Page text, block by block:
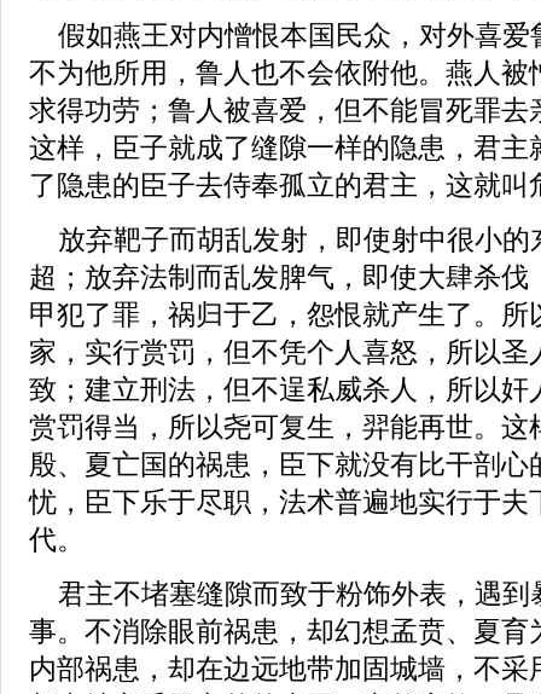
假如燕王对内憎恨本国民众，对外喜爱
不为他所用，鲁人也不会依附他。燕人被
求得功劳；鲁人被喜爱，但不能冒死罪去
这样，臣子就成了缝隙一样的隐患，君主
了隐患的臣子去侍奉孤立的君主，这就叫
放弃靶子而胡乱发射，即使射中很小的
超；放弃法制而乱发脾气，即使大肆杀伐
甲犯了罪，祸归于乙，怨恨就产生了。所
家，实行赏罚，但不凭个人喜怒，所以圣
致；建立刑法，但不逞私威杀人，所以奸
赏罚得当，所以尧可复生，羿能再世。这
殷、夏亡国的祸患，臣下就没有比干剖
忧，臣下乐于尽职，法术普遍地实行于夫
代。
君主不堵塞缝隙而致于粉饰外表，遇到
事。不消除眼前祸患，却幻想孟贲、夏育
内部祸患，却在边远地带加固城墙，不